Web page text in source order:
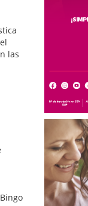
las